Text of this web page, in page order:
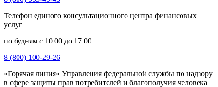
Телефон единого консультационного центра финансовых
услуг
по будням с 10.00 до 17.00
8 (800) 100-29-26
«Горячая линия» Управления федеральной службы по надзору
в сфере защиты прав потребителей и благополучия человека